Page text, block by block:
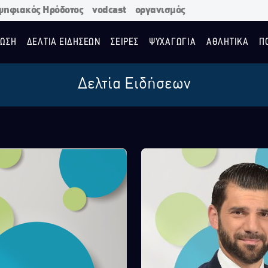
Ηρόδοτος vodcast οργανισμός
ΔΕΛΤΙΑ ΕΙΔΗΣΕΩΝ ΣΕΙΡΕΣ ΨΥΧΑΓΩΓΙΑ ΑΘΛΗΤΙΚΑ
Δελτία Ειδήσεων